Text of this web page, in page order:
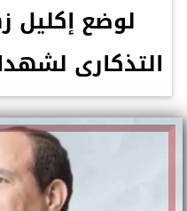
لوضع إكليل
التذكارى